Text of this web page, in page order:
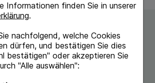
Informationen finden Sie in unserer
.
nachfolgend, welche Cookies
dürfen, und bestätigen Sie dies
bestätigen" oder akzeptieren Sie
"Alle auswählen":
Schlossapo.de ist registriert beim